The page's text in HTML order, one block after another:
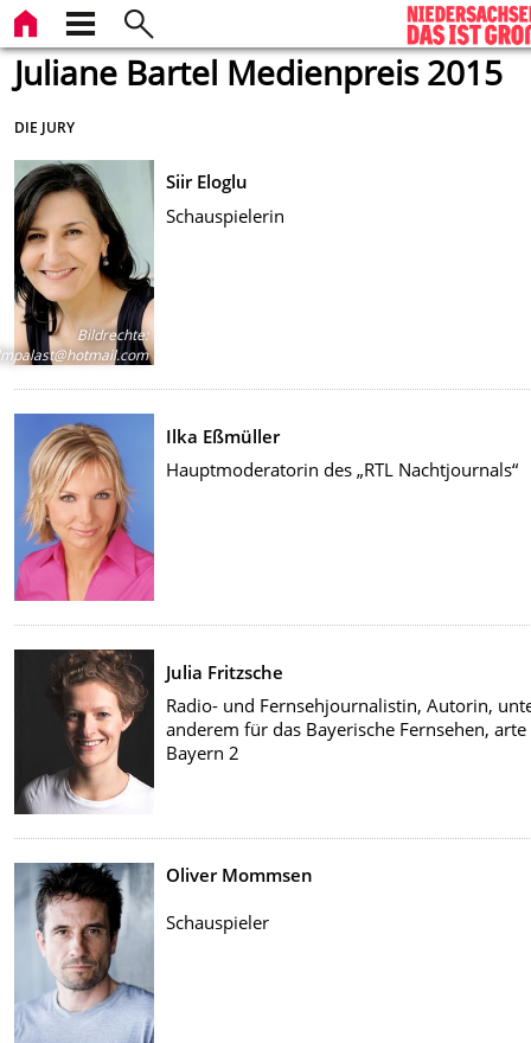
Juliane Bartel Medienpreis 2015
DIE JURY
Bildrechte:
Siir Eloglu
Schauspielerin
Ilka Eßmüller
Hauptmoderatorin des „RTL Nachtjournals“
Julia Fritzsche
Radio- und Fernsehjournalistin, Autorin,
anderem für das Bayerische Fernsehen,
Bayern 2
Oliver Mommsen
Schauspieler